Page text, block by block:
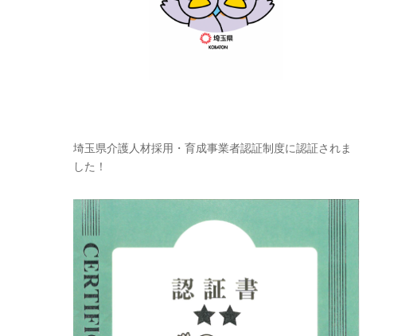
埼玉県介護人材採用・育成事業者認証制度に認証されま
した！